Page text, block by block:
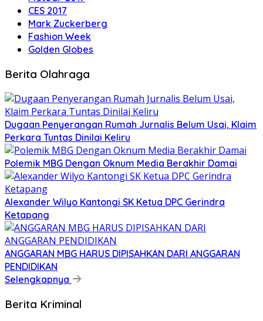
CES 2017
Mark Zuckerberg
Fashion Week
Golden Globes
Berita Olahraga
Dugaan Penyerangan Rumah Jurnalis Belum Usai, Klaim
Perkara Tuntas Dinilai Keliru
Polemik MBG Dengan Oknum Media Berakhir Damai
Alexander Wilyo Kantongi SK Ketua DPC Gerindra
Ketapang
ANGGARAN MBG HARUS DIPISAHKAN DARI ANGGARAN
PENDIDIKAN
Selengkapnya
Berita Kriminal